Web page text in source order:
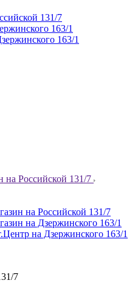
131/7
163/1
163/1
на Российской 131/7
на Российской 131/7
на Дзержинского 163/1
на Дзержинского 163/1
7